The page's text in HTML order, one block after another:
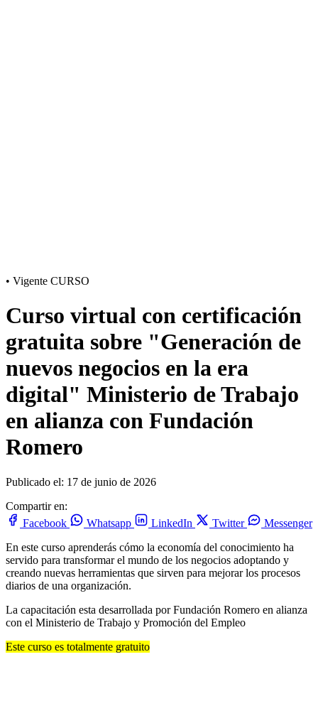
• Vigente CURSO
Curso virtual con certificación
gratuita sobre "Generación de
nuevos negocios en la era
digital" Ministerio de Trabajo
en alianza con Fundación
Romero
Publicado el: 17 de junio de 2026
Compartir en:
Facebook
Whatsapp LinkedIn Twitter
Messenger
En este curso aprenderás cómo la economía del conocimiento ha
servido para transformar el mundo de los negocios adoptando y
creando nuevas herramientas que sirven para mejorar los procesos
diarios de una organización.
La capacitación esta desarrollada por Fundación Romero en alianza
con el Ministerio de Trabajo y Promoción del Empleo
Este curso es totalmente gratuito